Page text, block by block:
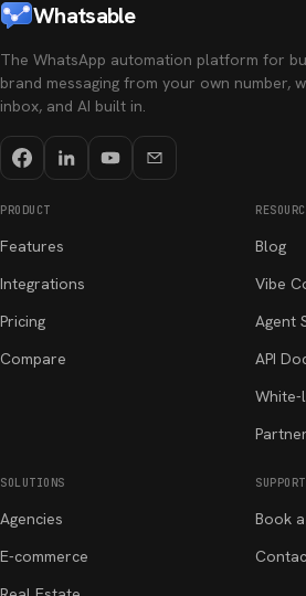
Whatsable
The WhatsApp automation platform for
brand messaging from your own number,
inbox, and AI built in.
PRODUCT
Features
Integrations
Pricing
Compare
Blog
Vibe
Agent
API
SOLUTIONS
Agencies
E-commerce
SUPPORT
Book